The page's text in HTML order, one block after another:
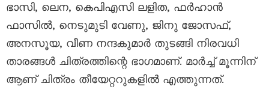
ഭാസി, ലെന, കെപിഎസി ലളിത, ഫർഹാൻ
ഫാസിൽ, നെടുമുടി വേണു, ജിനു ജോസഫ്,
അനസൂയ, വീണ നന്ദകുമാർ തുടങ്ങി നിരവധി
താരങ്ങൾ ചിത്രത്തിന്റെ ഭാഗമാണ്. മാർച്ച് മൂന്നിന്
ആണ് ചിത്രം തീയേറ്ററുകളിൽ എത്തുന്നത്.